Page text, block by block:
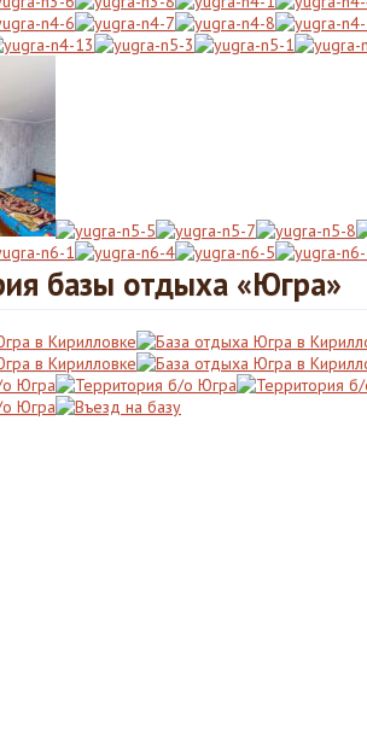
базы отдыха «Югра»